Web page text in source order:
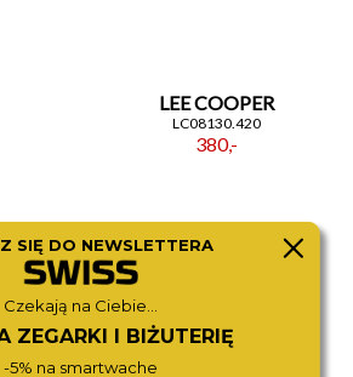
LEE COOPER
LC08130.420
380,-
SIĘ DO NEWSLETTERA
Czekają na Ciebie...
ZEGARKI I BIŻUTERIĘ
-5% na smartwache